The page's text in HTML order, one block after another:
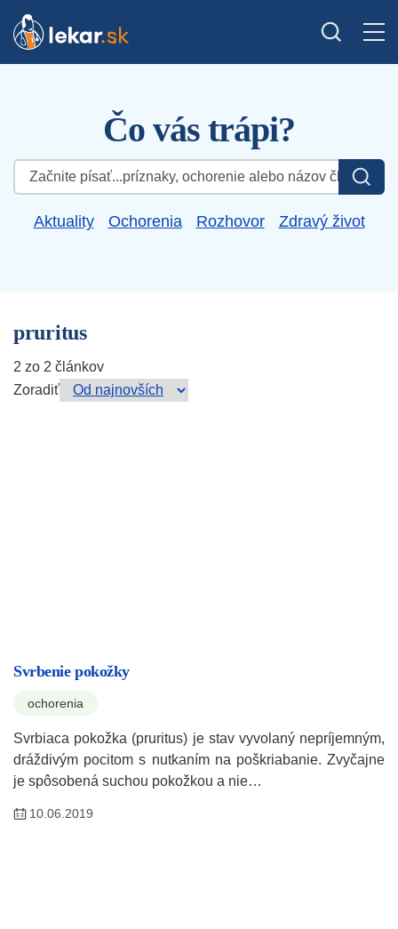
Čo vás trápi?
Hľadať:
Aktuality Ochorenia Rozhovor Zdravý život
pruritus
2 zo 2 článkov
Zoradiť
Svrbenie pokožky
ochorenia
Svrbiaca pokožka (pruritus) je stav vyvolaný nepríjemným,
dráždivým pocitom s nutkaním na poškriabanie. Zvyčajne
je spôsobená suchou pokožkou a nie…
10.06.2019